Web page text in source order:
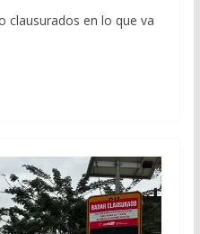
clausurados en lo que va